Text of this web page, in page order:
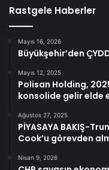
Rastgele Haberler
Mayıs 16, 2026
Büyükşehir’den
Mayıs 12, 2025
Polisan Holding,
konsolide gelir elde
Ağustos 27, 2025
PİYASAYA BAKIŞ-
Cook’u görevden
Nisan 9, 2026